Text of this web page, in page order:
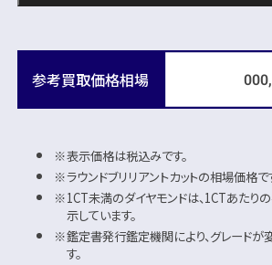
参考買取価格相場
表示価格は税込みです。
ラウンドブリリアントカットの相場価格で
1CT未満のダイヤモンドは、1CTあたり
示しています。
鑑定書発行鑑定機関により、グレードが
す。